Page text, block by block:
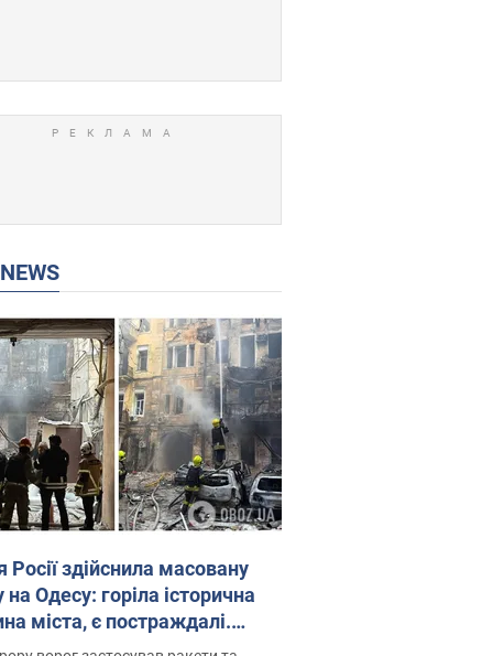
NEWS
Росії здійснила масовану
на Одесу: горіла історична
міста, є постраждалі.
відео